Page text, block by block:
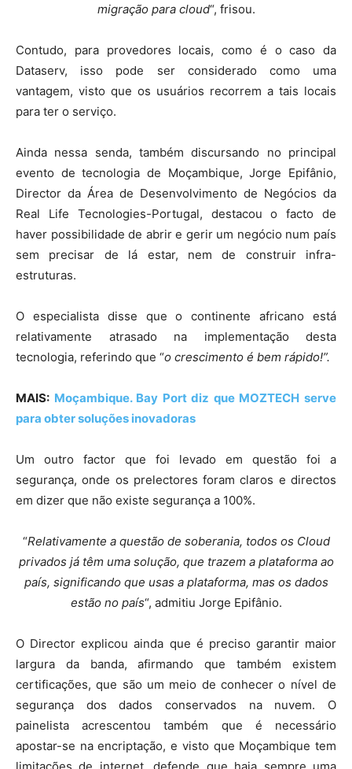
migração para cloud“, frisou.
Contudo, para provedores locais, como é o caso da
Dataserv, isso pode ser considerado como uma
vantagem, visto que os usuários recorrem a tais locais
para ter o serviço.
Ainda nessa senda, também discursando no principal
evento de tecnologia de Moçambique, Jorge Epifânio,
Director da Área de Desenvolvimento de Negócios da
Real Life Tecnologies-Portugal, destacou o facto de
haver possibilidade de abrir e gerir um negócio num país
sem precisar de lá estar, nem de construir infra-
estruturas.
O especialista disse que o continente africano está
relativamente atrasado na implementação desta
tecnologia, referindo que “o crescimento é bem rápido!”.
MAIS: Moçambique. Bay Port diz que MOZTECH serve
para obter soluções inovadoras
Um outro factor que foi levado em questão foi a
segurança, onde os prelectores foram claros e directos
em dizer que não existe segurança a 100%.
“Relativamente a questão de soberania, todos os Cloud
privados já têm uma solução, que trazem a plataforma ao
país, significando que usas a plataforma, mas os dados
estão no país“, admitiu Jorge Epifânio.
O Director explicou ainda que é preciso garantir maior
largura da banda, afirmando que também existem
certificações, que são um meio de conhecer o nível de
segurança dos dados conservados na nuvem. O
painelista acrescentou também que é necessário
apostar-se na encriptação, e visto que Moçambique tem